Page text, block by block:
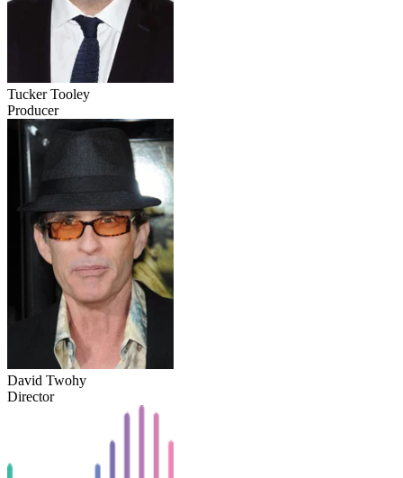
Tucker Tooley
Producer
David Twohy
Director